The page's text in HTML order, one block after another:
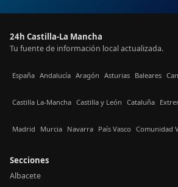
24h Castilla-La Mancha
Tu fuente de información local actualizada.
España Andalucía Aragón Asturias Baleares
Castilla La-Mancha Castilla y León Cataluña
Madrid Murcia Navarra País Vasco Comunidad
Secciones
Albacete